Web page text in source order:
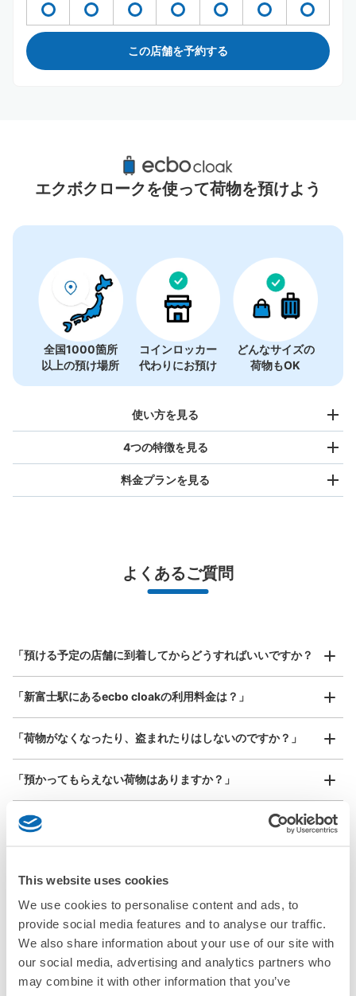
This website uses cookies
We use cookies to personalise content and ads, to
provide social media features and to analyse our traffic.
We also share information about your use of our site with
our social media, advertising and analytics partners who
may combine it with other information that you’ve
この店舗を予約する
新富士駅周辺のおすすめコインロッカー
0件
エクボクロークを使って荷物を預けよう
全国1000箇所
以上の預け場所
コインロッカー
代わりにお預け
どんなサイズの
荷物もOK
使い方を見る
スマホからお店と日時を
指定して事前予約
お店で荷物の写真を
手ぶらで1日快適に！
4つの特徴を見る
全国1,000箇所以上と提携
好立地 / 好条件店舗も多数
どんなサイズの荷物もOK
楽器、ベビーカー、ゴルフバッグ等、1人が持てる大きさの荷物であればどんなサイズでも
OK
料金プランを見る
最大辺が45cm未満の大きさのお荷物（リュック、ハンド
バッグ、お手荷物など）
¥800/ 日
器、ベビーカーなど）
よくあるご質問
「預ける予定の店舗に到着してからどうすればいいですか？
「新富士駅にあるecbo cloakの利用料金は？」
「荷物がなくなったり、盗まれたりはしないのですか？」
「預かってもらえない荷物はありますか？」
「荷物を引き取る時は、どうすればいいですか？」
「新富士駅でベビーカーや大型スポーツ用品、楽器類を預か
ってもらえる場所はありますか？」
「新富士駅ではどこで荷物預かりを利用できますか？」